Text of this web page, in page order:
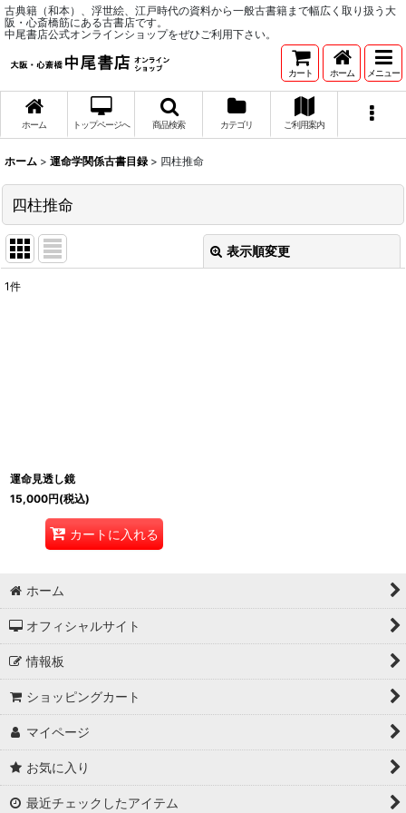
古典籍（和本）、浮世絵、江戸時代の資料から一般古書籍まで幅広く取り扱う大
阪・心斎橋筋にある古書店です。
中尾書店公式オンラインショップをぜひご利用下さい。
カート ホーム メニュー
ホーム トップページへ 商品検索 カテゴリ ご利用案内
ホーム > 運命学関係古書目録 > 四柱推命
四柱推命
表示順変更
1件
運命見透し鏡
15,000円(税込)
カートに入れる
ホーム
オフィシャルサイト
情報板
ショッピングカート
マイページ
お気に入り
最近チェックしたアイテム